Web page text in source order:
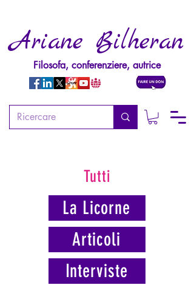
Ariane Bilheran
Filosofa, conferenziere, autrice
Tutti
La Licorne
Articoli
Interviste